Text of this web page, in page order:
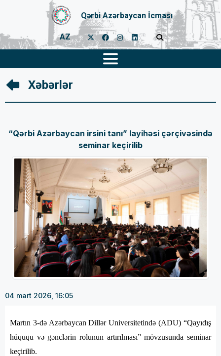
Qərbi Azərbaycan İcması
AZ
Xəbərlər
“Qərbi Azərbaycan irsini tanı” layihəsi çərçivəsində
seminar keçirilib
04 mart 2026, 16:05
Martın 3-də Azərbaycan Dillər Universitetində (ADU) “Qayıdış
hüququ və gənclərin rolunun artırılması” mövzusunda seminar
keçirilib.